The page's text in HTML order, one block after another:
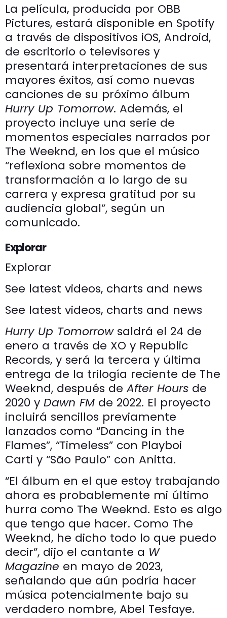
La película, producida por OBB
Pictures, estará disponible en Spotify
a través de dispositivos iOS, Android,
de escritorio o televisores y
presentará interpretaciones de sus
mayores éxitos, así como nuevas
canciones de su próximo álbum
Hurry Up Tomorrow. Además, el
proyecto incluye una serie de
momentos especiales narrados por
The Weeknd, en los que el músico
“reflexiona sobre momentos de
transformación a lo largo de su
carrera y expresa gratitud por su
audiencia global”, según un
comunicado.
Explorar
Explorar
See latest videos, charts and news
See latest videos, charts and news
Hurry Up Tomorrowsaldrá el 24 de
enero a través de XO y Republic
Records, y será la tercera y última
entrega de la trilogía reciente de The
Weeknd, después deAfter Hours de
2020 y Dawn FM de 2022. El proyecto
incluirá sencillos previamente
lanzados como “Dancing in the
Flames”, “Timeless” con Playboi
Carti y “São Paulo” con Anitta.
“El álbum en el que estoy trabajando
ahora es probablemente mi último
hurra como The Weeknd. Esto es algo
que tengo que hacer. Como The
Weeknd, he dicho todo lo que puedo
decir”, dijo el cantante a W
Magazine en mayo de 2023,
señalando que aún podría hacer
música potencialmente bajo su
verdadero nombre, Abel Tesfaye.